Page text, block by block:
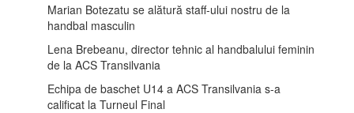
Marian Botezatu se alătură staff-ului nostru de la
handbal masculin
Lena Brebeanu, director tehnic al handbalului feminin
de la ACS Transilvania
Echipa de baschet U14 a ACS Transilvania s-a
calificat la Turneul Final